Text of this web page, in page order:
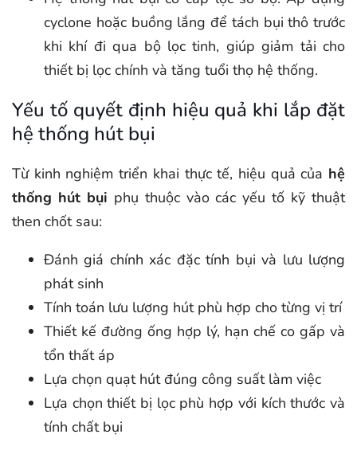
cyclone hoặc buồng lắng để tách bụi thô trước
khi khí đi qua bộ lọc tinh, giúp giảm tải cho
thiết bị lọc chính và tăng tuổi thọ hệ thống.
Yếu tố quyết định hiệu quả khi lắp đặt
hệ thống hút bụi
Từ kinh nghiệm triển khai thực tế, hiệu quả của hệ
thống hút bụi phụ thuộc vào các yếu tố kỹ thuật
then chốt sau:
Đánh giá chính xác đặc tính bụi và lưu lượng
phát sinh
Tính toán lưu lượng hút phù hợp cho từng vị trí
Thiết kế đường ống hợp lý, hạn chế co gấp và
tổn thất áp
Lựa chọn quạt hút đúng công suất làm việc
Lựa chọn thiết bị lọc phù hợp với kích thước và
tính chất bụi